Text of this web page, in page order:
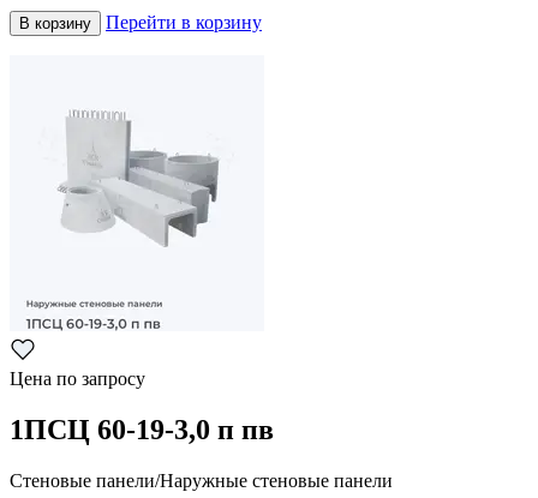
В корзину Перейти в корзину
Цена по запросу
1ПСЦ 60-19-3,0 п пв
Стеновые панели/Наружные стеновые панели